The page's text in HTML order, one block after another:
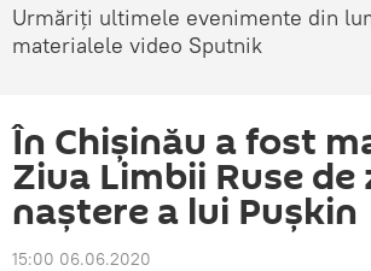
Urmăriți ultimele evenimente din
materialele video Sputnik
În Chișinău a fost
Ziua Limbii Ruse de
naștere a lui Pușkin
15:00 06.06.2020